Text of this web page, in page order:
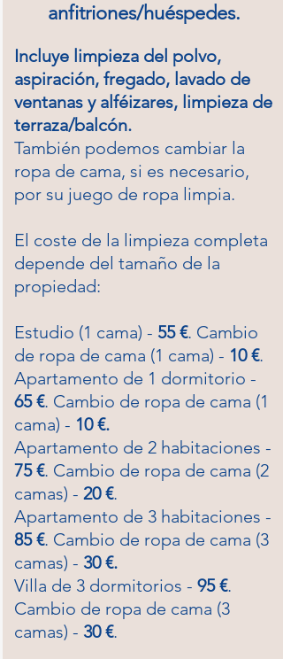
anfitriones/huéspedes.
Incluye limpieza del polvo,
aspiración, fregado, lavado de
ventanas y alféizares, limpieza de
terraza/balcón.
También podemos cambiar la
ropa de cama, si es necesario,
por su juego de ropa limpia.
El coste de la limpieza completa
depende del tamaño de la
propiedad: ​
Estudio (1 cama) - 55 €. Cambio
de ropa de cama (1 cama) - 10 €.
Apartamento de 1 dormitorio -
65 €. Cambio de ropa de cama (1
cama) - 10 €.
Apartamento de 2 habitaciones -
75 €. Cambio de ropa de cama (2
camas) - 20 €.
Apartamento de 3 habitaciones -
85 €. Cambio de ropa de cama (3
camas) - 30 €.
Villa de 3 dormitorios - 95 €.
Cambio de ropa de cama (3
camas) - 30 €.